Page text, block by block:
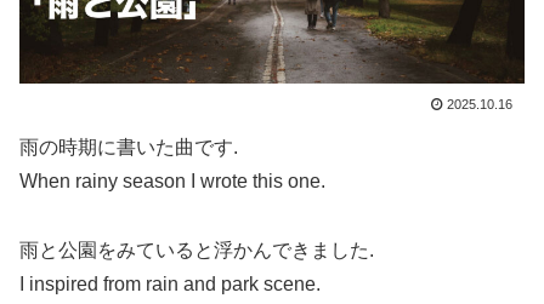
2025.10.16
雨の時期に書いた曲です.
When rainy season I wrote this one.
雨と公園をみていると浮かんできました.
I inspired from rain and park scene.